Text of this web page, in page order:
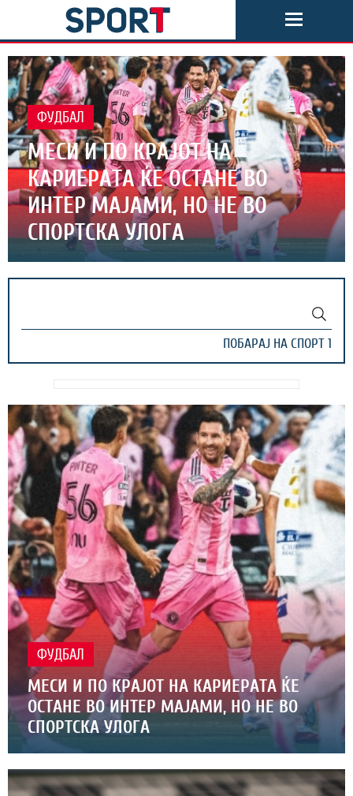
ФУДБАЛ
МЕСИ И ПО КРАЈОТ НА
КАРИЕРАТА ЌЕ ОСТАНЕ ВО
ИНТЕР МАЈАМИ, НО НЕ ВО
СПОРТСКА УЛОГА
ФУДБАЛ
МЕСИ И ПО КРАЈОТ НА КАРИЕРАТА ЌЕ
ОСТАНЕ ВО ИНТЕР МАЈАМИ, НО НЕ ВО
СПОРТСКА УЛОГА